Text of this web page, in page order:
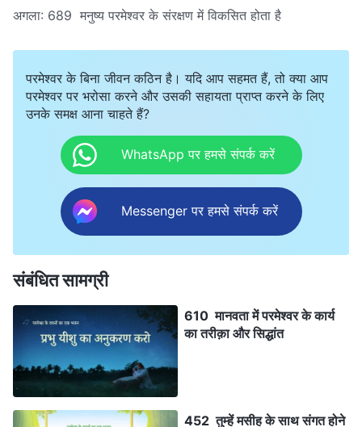
अगला: 689 मनुष्य परमेश्वर के संरक्षण में विकसित होता है
परमेश्वर के बिना जीवन कठिन है। यदि आप सहमत हैं, तो क्या आप
परमेश्वर पर भरोसा करने और उसकी सहायता प्राप्त करने के लिए
उनके समक्ष आना चाहते हैं?
WhatsApp पर हमसे संपर्क करें
Messenger पर हमसे संपर्क करें
संबंधित सामग्री
610 मानवता में परमेश्वर के कार्य
का तरीक़ा और सिद्धांत
452 तुम्हें मसीह के साथ संगत होने